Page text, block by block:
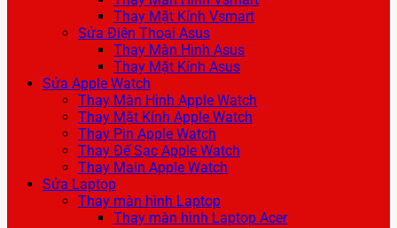
Thay Mặt Kính Vsmart
Sửa Điện Thoại Asus
Thay Màn Hình Asus
Thay Mặt Kính Asus
Sửa Apple Watch
Thay Màn Hình Apple Watch
Thay Mặt Kính Apple Watch
Thay Pin Apple Watch
Thay Đế Sạc Apple Watch
Thay Main Apple Watch
Sửa Laptop
Thay màn hình Laptop
Thay màn hình Laptop Acer